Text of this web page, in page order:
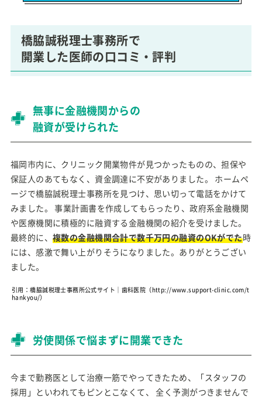
橋脇誠税理士事務所で
開業した医師の口コミ・評判
無事に金融機関からの
融資が受けられた
福岡市内に、クリニック開業物件が見つかったものの、担保や
保証人のあてもなく、資金調達に不安がありました。 ホームペ
ージで橋脇誠税理士事務所を見つけ、思い切って電話をかけて
みました。 事業計画書を作成してもらったり、政府系金融機関
や医療機関に積極的に融資する金融機関の紹介を受けました。
最終的に、複数の金融機関合計で数千万円の融資のOKがでた時
には、感激で舞い上がりそうになりました。ありがとうござい
ました。
引用：橋脇誠税理士事務所公式サイト｜歯科医院（http://www.support-clinic.com/t
hankyou/）
労使関係で悩まずに開業できた
今まで勤務医として治療一筋でやってきたため、「スタッフの
採用」といわれてもピンとこなくて、 全く予測がつきませんで